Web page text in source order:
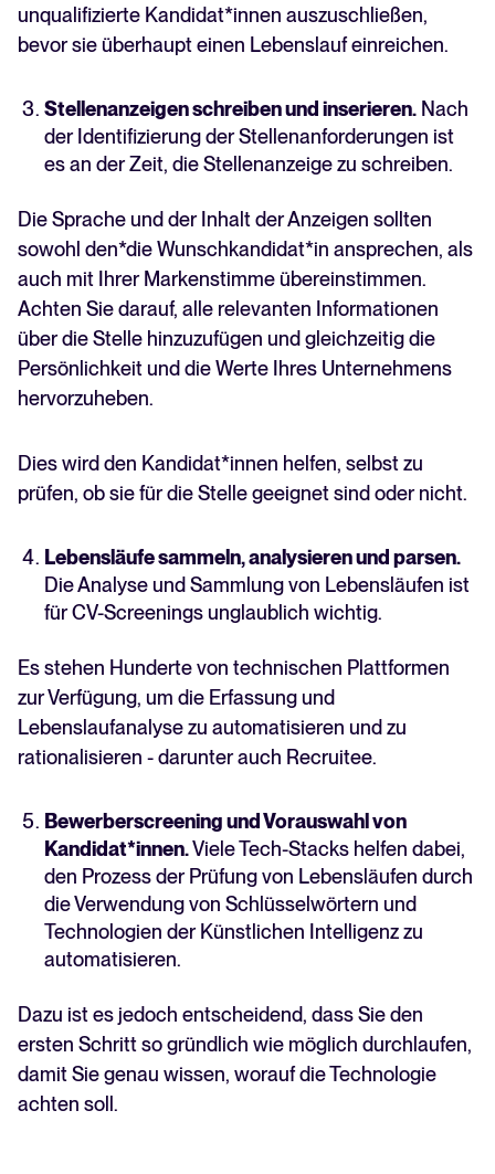
unqualifizierte Kandidat*innen auszuschließen,
bevor sie überhaupt einen Lebenslauf einreichen.
Stellenanzeigen schreiben und inserieren. Nach
der Identifizierung der Stellenanforderungen ist
es an der Zeit, die Stellenanzeige zu schreiben.
Die Sprache und der Inhalt der Anzeigen sollten
sowohl den*die Wunschkandidat*in ansprechen, als
auch mit Ihrer Markenstimme übereinstimmen.
Achten Sie darauf, alle relevanten Informationen
über die Stelle hinzuzufügen und gleichzeitig die
Persönlichkeit und die Werte Ihres Unternehmens
hervorzuheben.
Dies wird den Kandidat*innen helfen, selbst zu
prüfen, ob sie für die Stelle geeignet sind oder nicht.
Lebensläufe sammeln, analysieren und parsen.
Die Analyse und Sammlung von Lebensläufen ist
für CV-Screenings unglaublich wichtig.
Es stehen Hunderte von technischen Plattformen
zur Verfügung, um die Erfassung und
Lebenslaufanalyse zu automatisieren und zu
rationalisieren - darunter auch Recruitee.
Bewerberscreening und Vorauswahl von
Kandidat*innen.Viele Tech-Stacks helfen dabei,
den Prozess der Prüfung von Lebensläufen durch
die Verwendung von Schlüsselwörtern und
Technologien der Künstlichen Intelligenz zu
automatisieren.
Dazu ist es jedoch entscheidend, dass Sie den
ersten Schritt so gründlich wie möglich durchlaufen,
damit Sie genau wissen, worauf die Technologie
achten soll.